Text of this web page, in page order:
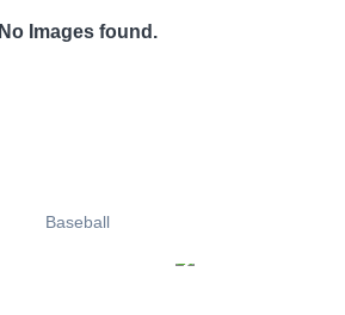
No Images found.
Baseball